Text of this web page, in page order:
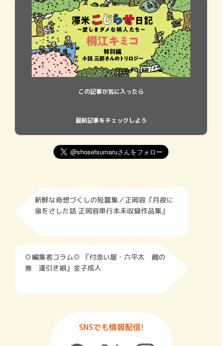
この記事が気に入ったら
最新記事をチェックしよう
新鮮な奇想づくしの短篇集／正岡容『月夜に
傘をさした話 正岡容単行本未収録作品集』
◎編集者コラム◎ 『付添い屋・六平太 鵺の
巻 逢引き娘』金子成人
SNSでも情報配信!